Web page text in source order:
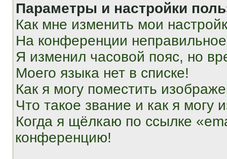
Параметры и настройки
Как мне изменить мои
На конференции
Я изменил часовой пояс, но
Моего языка нет в списке!
Как я могу поместить
Что такое звание и как я могу
Когда я щёлкаю по ссылке
конференцию!